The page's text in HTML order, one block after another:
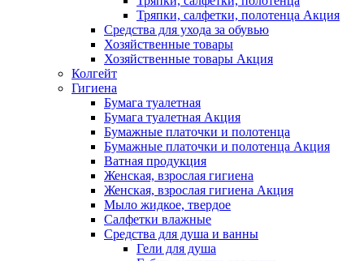
Тряпки, салфетки, полотенца Акция
Средства для ухода за обувью
Хозяйственные товары
Хозяйственные товары Акция
Колгейт
Гигиена
Бумага туалетная
Бумага туалетная Акция
Бумажные платочки и полотенца
Бумажные платочки и полотенца Акция
Ватная продукция
Женская, взрослая гигиена
Женская, взрослая гигиена Акция
Мыло жидкое, твердое
Салфетки влажные
Средства для душа и ванны
Гели для душа